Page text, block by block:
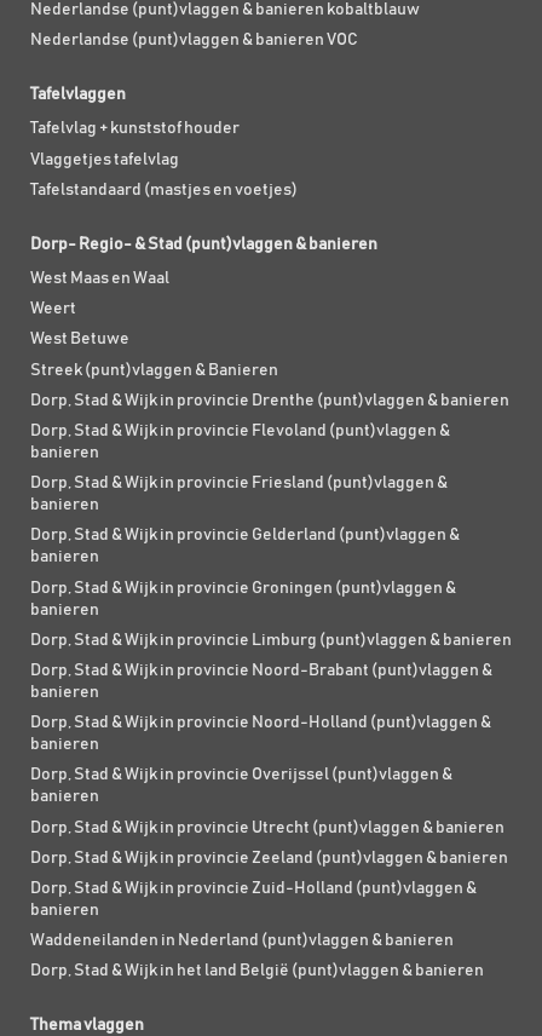
Nederlandse (punt)vlaggen & banieren kobaltblauw
Nederlandse (punt)vlaggen & banieren VOC
Tafelvlaggen
Tafelvlag + kunststof houder
Vlaggetjes tafelvlag
Tafelstandaard (mastjes en voetjes)
Dorp- Regio- & Stad (punt)vlaggen & banieren
West Maas en Waal
Weert
West Betuwe
Streek (punt)vlaggen & Banieren
Dorp, Stad & Wijk in provincie Drenthe (punt)vlaggen & banieren
Dorp, Stad & Wijk in provincie Flevoland (punt)vlaggen &
banieren
Dorp, Stad & Wijk in provincie Friesland (punt)vlaggen &
banieren
Dorp, Stad & Wijk in provincie Gelderland (punt)vlaggen &
banieren
Dorp, Stad & Wijk in provincie Groningen (punt)vlaggen &
banieren
Dorp, Stad & Wijk in provincie Limburg (punt)vlaggen & banieren
Dorp, Stad & Wijk in provincie Noord-Brabant (punt)vlaggen &
banieren
Dorp, Stad & Wijk in provincie Noord-Holland (punt)vlaggen &
banieren
Dorp, Stad & Wijk in provincie Overijssel (punt)vlaggen &
banieren
Dorp, Stad & Wijk in provincie Utrecht (punt)vlaggen & banieren
Dorp, Stad & Wijk in provincie Zeeland (punt)vlaggen & banieren
Dorp, Stad & Wijk in provincie Zuid-Holland (punt)vlaggen &
banieren
Waddeneilanden in Nederland (punt)vlaggen & banieren
Dorp, Stad & Wijk in het land België (punt)vlaggen & banieren
Thema vlaggen